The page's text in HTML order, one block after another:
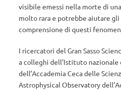
visibile emessi nella morte di
molto rara e potrebbe aiutare
comprensione di questi
I ricercatori del Gran Sasso
a colleghi dell’Istituto nazionale
dell’Accademia Ceca delle
Astrophysical Observatory